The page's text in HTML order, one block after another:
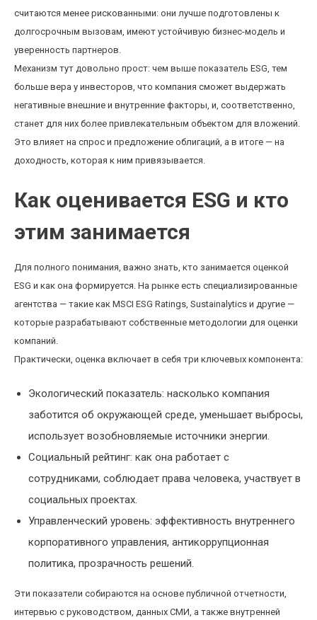
считаются менее рискованными: они лучше подготовлены к
долгосрочным вызовам, имеют устойчивую бизнес-модель и
уверенность партнеров.
Механизм тут довольно прост: чем выше показатель ESG, тем
больше вера у инвесторов, что компания сможет выдержать
негативные внешние и внутренние факторы, и, соответственно,
станет для них более привлекательным объектом для вложений.
Это влияет на спрос и предложение облигаций, а в итоге — на
доходность, которая к ним привязывается.
Как оценивается ESG и кто
этим занимается
Для полного понимания, важно знать, кто занимается оценкой
ESG и как она формируется. На рынке есть специализированные
агентства — такие как MSCI ESG Ratings, Sustainalytics и другие —
которые разрабатывают собственные методологии для оценки
компаний.
Практически, оценка включает в себя три ключевых компонента:
Экологический показатель: насколько компания
заботится об окружающей среде, уменьшает выбросы,
использует возобновляемые источники энергии.
Социальный рейтинг: как она работает с
сотрудниками, соблюдает права человека, участвует в
социальных проектах.
Управленческий уровень: эффективность внутреннего
корпоративного управления, антикоррупционная
политика, прозрачность решений.
Эти показатели собираются на основе публичной отчетности,
интервью с руководством, данных СМИ, а также внутренней